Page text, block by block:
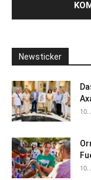
Newsticker
10.
10.